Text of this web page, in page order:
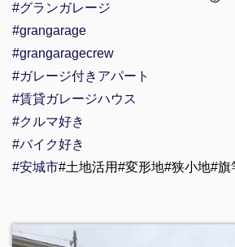
#グランガレージ
#grangarage
#grangaragecrew
#ガレージ付きアパート
#賃貸ガレージハウス
#クルマ好き
#バイク好き
#安城市#土地活用#変形地#狭小地#旗